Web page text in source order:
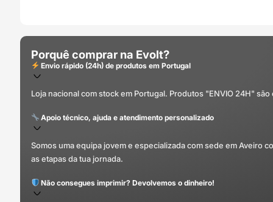
Porquê comprar na Evolt?
Envio rápido (24h) de produtos em Portugal
Loja nacional com stock em Portugal. Produtos "ENVIO 24H"
Apoio técnico, ajuda e atendimento personalizado
Somos uma equipa jovem e especializada com sede em Aveiro
as etapas da tua jornada.
Não consegues imprimir? Devolvemos o dinheiro!